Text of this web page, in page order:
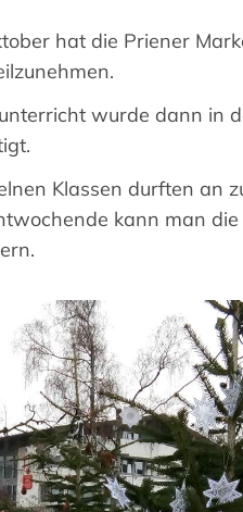
hat die Priener
wurde dann in
Klassen durften an
kann man